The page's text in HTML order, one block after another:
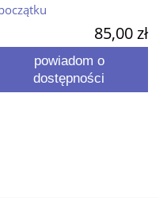
85,00 zł
powiadom o
dostępności